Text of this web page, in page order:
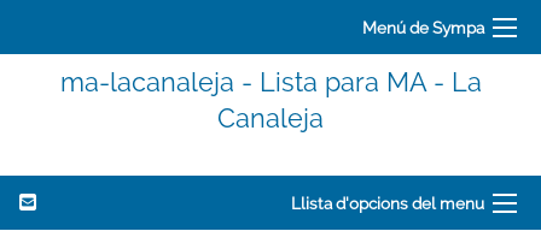
Menú de Sympa
ma-lacanaleja - Lista para MA - La
Canaleja
Llista d'opcions del menu